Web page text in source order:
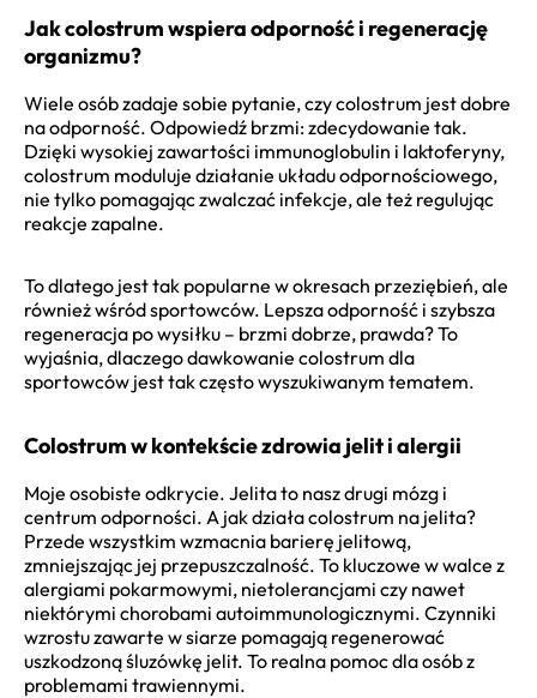
Jak colostrum wspiera odporność i regenerację
organizmu?
Wiele osób zadaje sobie pytanie, czy colostrum jest dobre
na odporność. Odpowiedź brzmi: zdecydowanie tak.
Dzięki wysokiej zawartości immunoglobulin i laktoferyny,
colostrum moduluje działanie układu odpornościowego,
nie tylko pomagając zwalczać infekcje, ale też regulując
reakcje zapalne.
To dlatego jest tak popularne w okresach przeziębień, ale
również wśród sportowców. Lepsza odporność i szybsza
regeneracja po wysiłku – brzmi dobrze, prawda? To
wyjaśnia, dlaczego dawkowanie colostrum dla
sportowców jest tak często wyszukiwanym tematem.
Colostrum w kontekście zdrowia jelit i alergii
Moje osobiste odkrycie. Jelita to nasz drugi mózg i
centrum odporności. A jak działa colostrum na jelita?
Przede wszystkim wzmacnia barierę jelitową,
zmniejszając jej przepuszczalność. To kluczowe w walce z
alergiami pokarmowymi, nietolerancjami czy nawet
niektórymi chorobami autoimmunologicznymi. Czynniki
wzrostu zawarte w siarze pomagają regenerować
uszkodzoną śluzówkę jelit. To realna pomoc dla osób z
problemami trawiennymi.